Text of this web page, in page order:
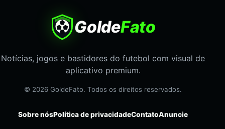
GoldeFato
Notícias, jogos e bastidores do futebol com visual de
aplicativo premium.
© 2026 GoldeFato. Todos os direitos reservados.
Sobre nósPolítica de privacidadeContatoAnuncie